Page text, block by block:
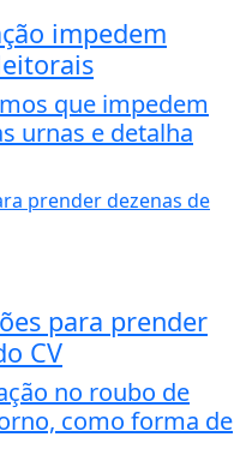
impedem
que impedem
urnas e detalha
para prender
CV
no roubo de
como forma de